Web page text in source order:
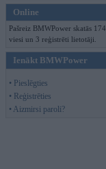
Online
Pašreiz BMWPower skatās 174
viesi un 3 reģistrēti lietotāji.
Ienākt BMWPower
• Pieslēgties
• Reģistrēties
• Aizmirsi paroli?